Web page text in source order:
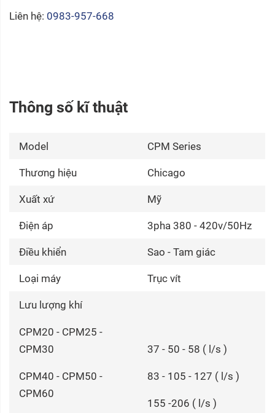
Liên hệ: 0983-957-668
Thông số kĩ thuật
Model CPM Series
Thương hiệu Chicago
Xuất xứ Mỹ
Điện áp 3pha 380 - 420v/50Hz
Điều khiển Sao - Tam giác
Loại máy Trục vít
Lưu lượng khí
CPM20 - CPM25 -
CPM30
CPM40 - CPM50 -
CPM60
37 - 50 - 58 ( l/s )
83 - 105 - 127 ( l/s )
155 -206 ( l/s )